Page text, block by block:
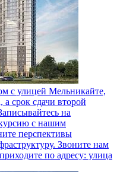
с улицей Мельникайте,
а срок сдачи второй
на
с нашим
перспективы
Звоните нам
по адресу: улица